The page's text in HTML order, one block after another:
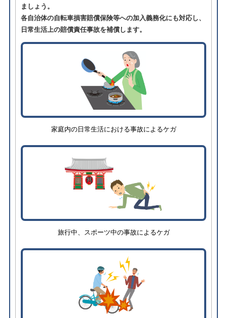
ましょう。
各自治体の自転車損害賠償保険等への加入義務化にも対応し、
日常生活上の賠償責任事故を補償します。
家庭内の日常生活における事故によるケガ
旅行中、スポーツ中の事故によるケガ